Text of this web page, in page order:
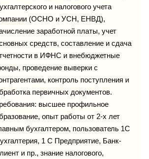
Карты
Фотогалерея
и налогового учета
(ОСНО и УСН, ЕНВД),
заработной платы, учет
средств, составление и сдача
в ИФНС и внебюджетные
проведение выверки с
контроль поступления и
первичных документов.
высшее профильное
опыт работы от 2-х лет
бухгалтером, пользователь 1С
1 С Предприятие, Банк-
и пр., знание налогового,